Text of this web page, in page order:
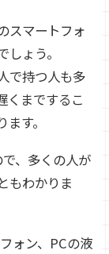
スマートフォ
ょう。
で持つ人も多
くまでするこ
す。
、多くの人が
もわかりま
ォン、PCの液